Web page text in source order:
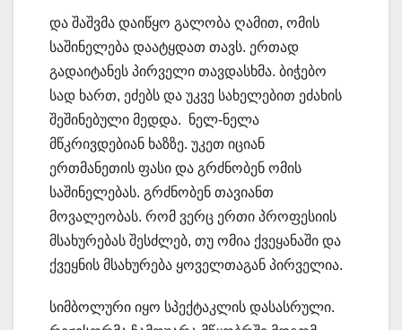
და შაშვმა დაიწყო გალობა ღამით, ომის
საშინელება დაატყდათ თავს. ერთად
გადაიტანეს პირველი თავდასხმა. ბიჭებო
სად ხართ, ეძებს და უკვე სახელებით ეძახის
შეშინებული მედდა. ნელ-ნელა
მწკრივდებიან ხაზზე. უკეთ იციან
ერთმანეთის ფასი და გრძნობენ ომის
საშინელებას. გრძნობენ თავიანთ
მოვალეობას. რომ ვერც ერთი პროფესიის
მსახურებას შესძლებ, თუ ომია ქვეყანაში და
ქვეყნის მსახურება ყოველთაგან პირველია.
სიმბოლური იყო სპექტაკლის დასასრული.